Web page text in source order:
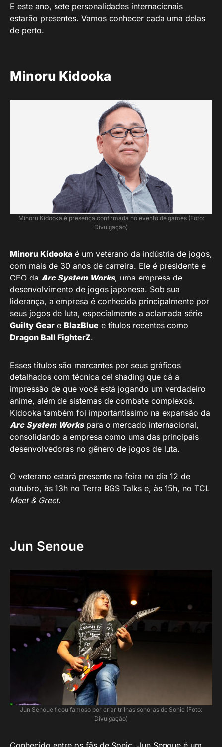
E este ano, sete personalidades internacionais
estarão presentes. Vamos conhecer cada uma delas
de perto.
Minoru Kidooka
Minoru Kidooka é presença confirmada no evento de games (Foto:
Divulgação)
Minoru Kidooka é um veterano da indústria de jogos,
com mais de 30 anos de carreira. Ele é presidente e
CEO da Arc System Works, uma empresa de
desenvolvimento de jogos japonesa. Sob sua
liderança, a empresa é conhecida principalmente por
seus jogos de luta, especialmente a aclamada série
Guilty Gear e BlazBlue e títulos recentes como
Dragon Ball FighterZ.
Esses títulos são marcantes por seus gráficos
detalhados com técnica cel shading que dá a
impressão de que você está jogando um verdadeiro
anime, além de sistemas de combate complexos.
Kidooka também foi importantíssimo na expansão da
Arc System Workspara o mercado internacional,
consolidando a empresa como uma das principais
desenvolvedoras no gênero de jogos de luta.
O veterano estará presente na feira no dia 12 de
outubro, às 13h no Terra BGS Talks e, às 15h, no TCL
Meet & Greet.
Jun Senoue
Jun Senoue ficou famoso por criar trilhas sonoras do Sonic (Foto:
Divulgação)
Conhecido entre os fãs de Sonic, Jun Senoue é um